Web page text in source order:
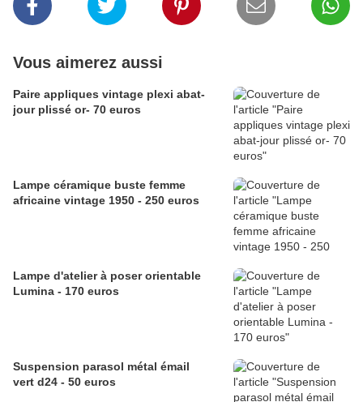
Vous aimerez aussi
Paire appliques vintage plexi abat-
jour plissé or- 70 euros
Lampe céramique buste femme
africaine vintage 1950 - 250 euros
Lampe d'atelier à poser orientable
Lumina - 170 euros
Suspension parasol métal émail
vert d24 - 50 euros